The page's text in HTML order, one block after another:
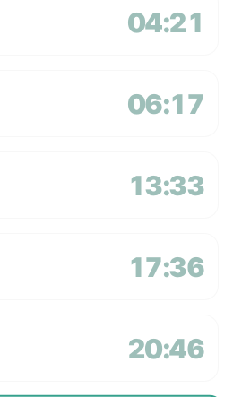
04:21
06:17
13:33
17:36
20:46